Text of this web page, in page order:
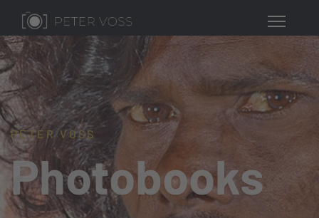
PETER VOSS
Photobooks